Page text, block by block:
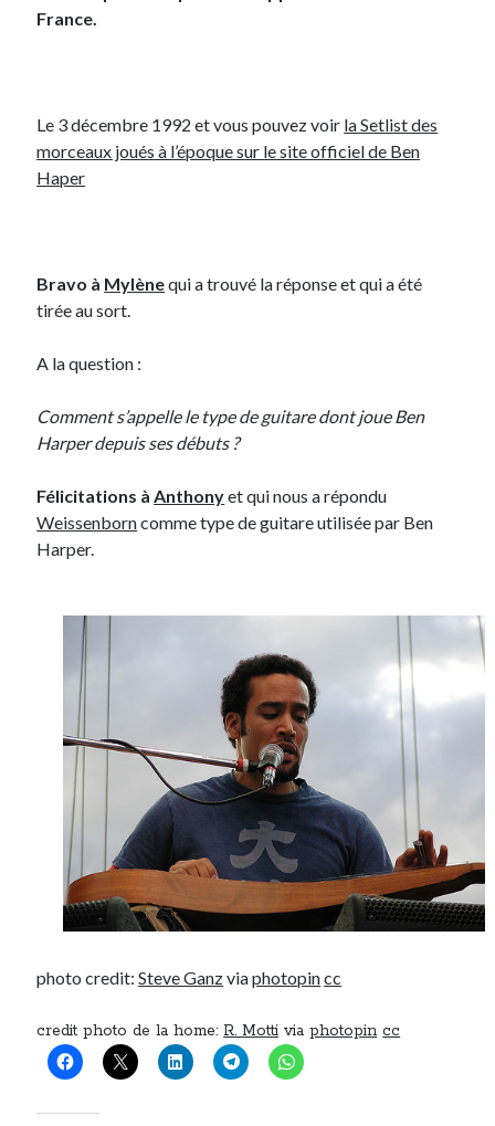
Geek
Lyon
Lyon à Livre Ouvert
Mini-monsieur
Photos
Post inutile
Sons
Tavukoi
Vidéos
France.
Le 3 décembre 1992 et vous pouvez voir la Setlist des
morceaux joués à l’époque sur le site officiel de Ben
Haper
Bravo à Mylènequi a trouvé la réponse et qui a été
tirée au sort.
A la question :
Comment s’appelle le type de guitare dont joue Ben
Harper depuis ses débuts ?
Félicitations àAnthonyet qui nous a répondu
Weissenborncomme type de guitare utilisée par Ben
Harper.
photo credit:Steve Ganzviaphotopincc
credit photo de la home: R. Motti viaphotopin cc